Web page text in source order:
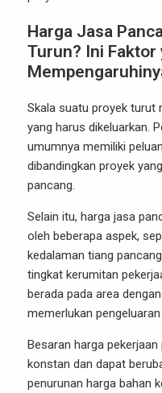
Harga Jasa
Turun? Ini Faktor
Skala suatu proyek turut
yang harus dikeluarkan.
umumnya memiliki
dibandingkan proyek
pancang.
Selain itu, harga jasa
oleh beberapa aspek,
kedalaman tiang
tingkat kerumitan
berada pada area
memerlukan
Besaran harga
konstan dan dapat
penurunan harga bahan